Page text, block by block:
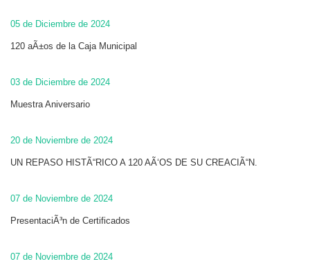
05 de Diciembre de 2024
120 aÃ±os de la Caja Municipal
03 de Diciembre de 2024
Muestra Aniversario
20 de Noviembre de 2024
UN REPASO HISTÃ“RICO A 120 AÃ‘OS DE SU CREACIÃ“N.
07 de Noviembre de 2024
PresentaciÃ³n de Certificados
07 de Noviembre de 2024